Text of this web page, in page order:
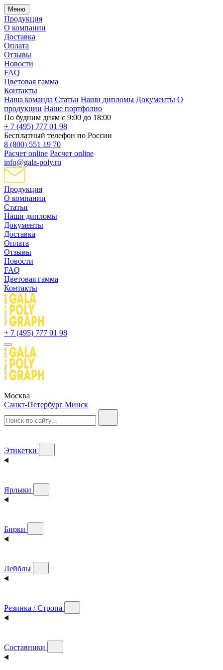
Меню
Продукция
О компании
Доставка
Оплата
Отзывы
Новости
FAQ
Цветовая гамма
Контакты
Наша команда Статьи Наши дипломы Документы О
продукции Наше портфолио
По будним дням с 9:00 до 18:00
+ 7 (495) 777 01 98
Бесплатный телефон по России
8 (800) 551 19 70
Расчет online Расчет online
info@gala-poly.ru
Продукция
О компании
Статьи
Наши дипломы
Документы
Доставка
Оплата
Отзывы
Новости
FAQ
Цветовая гамма
Контакты
+ 7 (495) 777 01 98
Москва
Санкт-Петербург Минск
Этикетки
Ярлыки
Бирки
Лейблы
Резинка / Стропа
Составники